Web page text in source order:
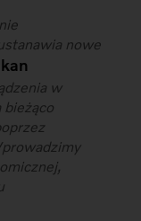
nowe
w
bieżąco